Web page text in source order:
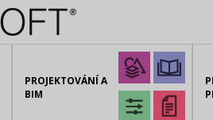
PROJEKTOVÁNÍ A
BIM